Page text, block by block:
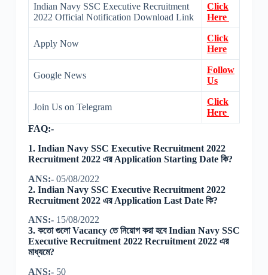
Indian Navy SSC Executive Recruitment
2022 Official Notification Download Link
Click
Here
Apply Now
Click
Here
Google News
Follow
Us
Join Us on Telegram
Click
Here
FAQ:-
1. Indian Navy SSC Executive Recruitment 2022
Recruitment 2022 এর Application Starting Date কি?
ANS:-05/08/2022
2. Indian Navy SSC Executive Recruitment 2022
Recruitment 2022 এর Application Last Date কি?
ANS:- 15/08/2022
3. কতো গুলো Vacancy তে নিয়োগ করা হবে Indian Navy SSC
Executive Recruitment 2022 Recruitment 2022 এর
মাধ্যমে?
ANS:- 50